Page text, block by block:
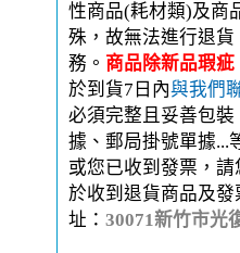
性商品(耗材類)及商
殊，故無法進行退
務。 商品除新品瑕
於到貨7日內與我們
必須完整且妥善包
據、郵局掛號單據...
或您已收到發票，
於收到退貨商品及
址： 30071新竹市光